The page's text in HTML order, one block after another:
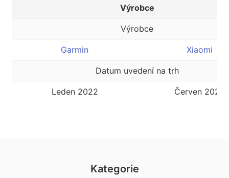
Výrobce
Výrobce
Garmin Xiaomi
Datum uvedení na trh
Leden 2022 Červen 2022
Kategorie